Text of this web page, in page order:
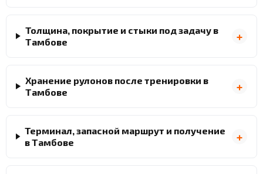
Толщина, покрытие и стыки под задачу в
Тамбове
Хранение рулонов после тренировки в
Тамбове
Терминал, запасной маршрут и получение
в Тамбове